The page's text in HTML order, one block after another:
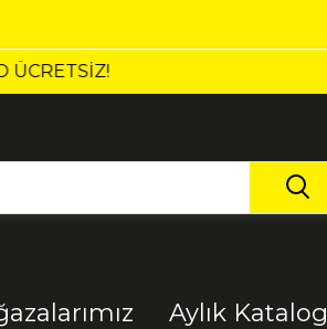
ÜCRETSİZ!
Aylık Katalog